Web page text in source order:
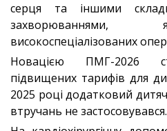
серця та іншими
захворюваннями,
високоспеціалізованих
Новацією ПМГ-2026
підвищених тарифів для
2025 році додатковий
втручань не застосовувався.